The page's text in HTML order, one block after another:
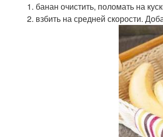
1. банан очистить, поломать на
2. взбить на средней скорости.